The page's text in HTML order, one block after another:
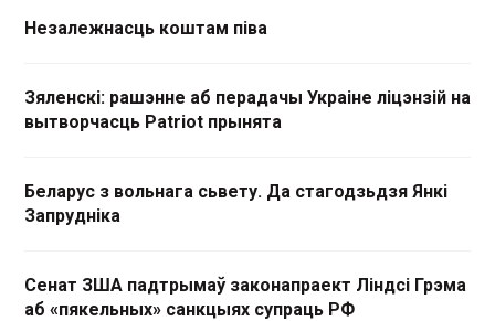
Незалежнасць коштам піва
Зяленскі: рашэнне аб перадачы Украіне ліцэнзій на
вытворчасць Patriot прынята
Беларус з вольнага сьвету. Да стагодзьдзя Янкі
Запрудніка
Сенат ЗША падтрымаў законапраект Ліндсі Грэма
аб «пякельных» санкцыях супраць РФ